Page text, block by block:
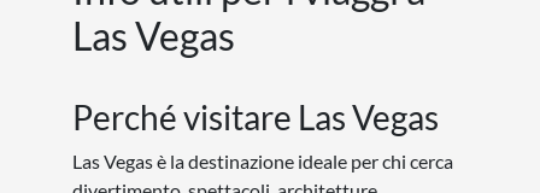
Las Vegas
Perché visitare Las Vegas
Las Vegas è la destinazione ideale per chi cerca